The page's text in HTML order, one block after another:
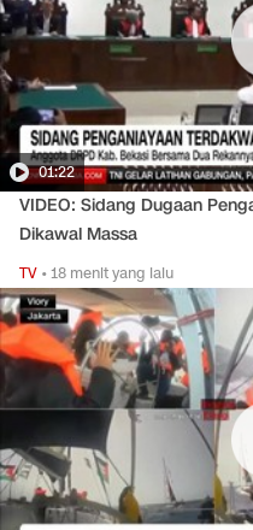
01:22
VIDEO: Sidang Dugaan
Dikawal Massa
TV •18 menit yang lalu